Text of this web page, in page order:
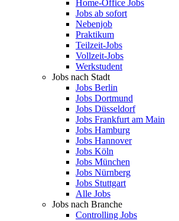
Home-Office Jobs
Jobs ab sofort
Nebenjob
Praktikum
Teilzeit-Jobs
Vollzeit-Jobs
Werkstudent
Jobs nach Stadt
Jobs Berlin
Jobs Dortmund
Jobs Düsseldorf
Jobs Frankfurt am Main
Jobs Hamburg
Jobs Hannover
Jobs Köln
Jobs München
Jobs Nürnberg
Jobs Stuttgart
Alle Jobs
Jobs nach Branche
Controlling Jobs